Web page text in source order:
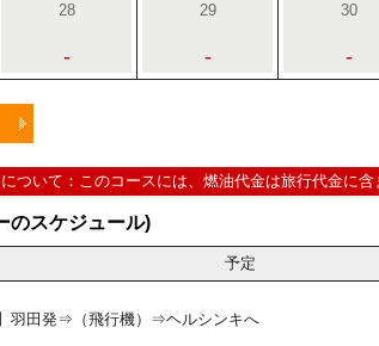
28
-
29
-
30
-
ついて：このコースには、燃油代金は旅行代金に含
のスケジュール)
予定
】羽田発⇒（飛行機）⇒ヘルシンキへ